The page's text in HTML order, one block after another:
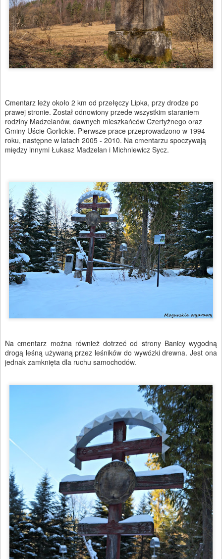
Cmentarz leży około 2 km od przełęczy Lipka, przy drodze po
prawej stronie. Został odnowiony przede wszystkim staraniem
rodziny Madzelanów, dawnych mieszkańców Czertyżnego oraz
Gminy Uście Gorlickie. Pierwsze prace przeprowadzono w 1994
roku, następne w latach 2005 - 2010. Na cmentarzu spoczywają
między innymi Łukasz Madzelan i Michniewicz Sycz.
Na cmentarz można również dotrzeć od strony Banicy wygodną
drogą leśną używaną przez leśników do wywózki drewna. Jest ona
jednak zamknięta dla ruchu samochodów.